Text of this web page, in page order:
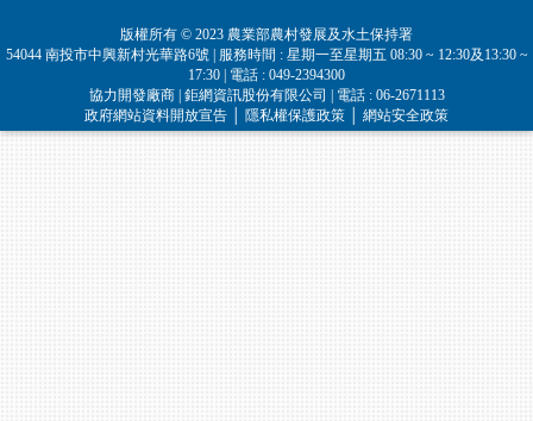
版權所有 © 2023 農業部農村發展及水土保持署
54044 南投市中興新村光華路6號 | 服務時間 : 星期一至星期五 08:30 ~ 12:30及13:30 ~
17:30 | 電話 : 049-2394300
協力開發廠商 | 鉅網資訊股份有限公司 | 電話 : 06-2671113
政府網站資料開放宣告
隱私權保護政策 網站安全政策